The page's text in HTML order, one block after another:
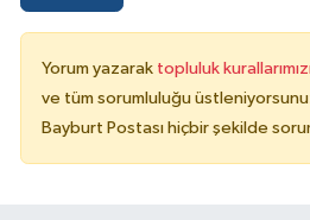
Yorum yazarak topluluk
ve tüm sorumluluğu
Bayburt Postası hiçbir şekilde